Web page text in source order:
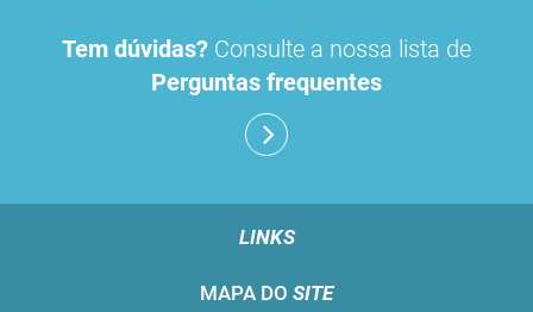
Tem dúvidas? Consulte a nossa lista de
Perguntas frequentes
LINKS
MAPA DO SITE